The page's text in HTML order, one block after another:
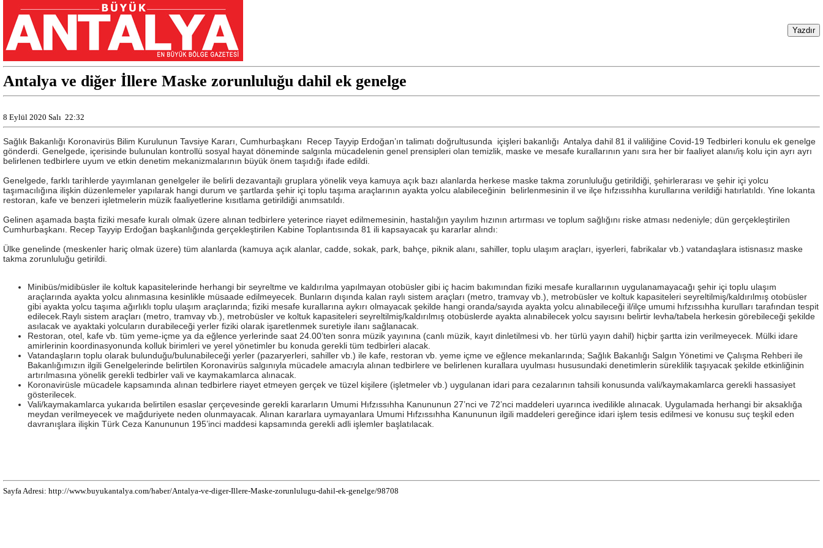
Antalya ve diğer İllere Maske zorunluluğu dahil ek genelge
8 Eylül 2020 Salı 22:32
Sağlık Bakanlığı Koronavirüs Bilim Kurulunun Tavsiye Kararı, Cumhurbaşkanı Recep Tayyip Erdoğan’ın talimatı doğrultusunda içişleri bakanlığı Antalya dahil 81 il valiliğine Covid-19 Tedbirleri konulu ek genelge
gönderdi. Genelgede, içerisinde bulunulan kontrollü sosyal hayat döneminde salgınla mücadelenin genel prensipleri olan temizlik, maske ve mesafe kurallarının yanı sıra her bir faaliyet alanı/iş kolu için ayrı ayrı
belirlenen tedbirlere uyum ve etkin denetim mekanizmalarının büyük önem taşıdığı ifade edildi.
Genelgede, farklı tarihlerde yayımlanan genelgeler ile belirli dezavantajlı gruplara yönelik veya kamuya açık bazı alanlarda herkese maske takma zorunluluğu getirildiği, şehirlerarası ve şehir içi yolcu
taşımacılığına ilişkin düzenlemeler yapılarak hangi durum ve şartlarda şehir içi toplu taşıma araçlarının ayakta yolcu alabileceğinin belirlenmesinin il ve ilçe hıfzıssıhha kurullarına verildiği hatırlatıldı. Yine lokanta
restoran, kafe ve benzeri işletmelerin müzik faaliyetlerine kısıtlama getirildiği anımsatıldı.
Gelinen aşamada başta fiziki mesafe kuralı olmak üzere alınan tedbirlere yeterince riayet edilmemesinin, hastalığın yayılım hızının artırması ve toplum sağlığını riske atması nedeniyle; dün gerçekleştirilen
Cumhurbaşkanı. Recep Tayyip Erdoğan başkanlığında gerçekleştirilen Kabine Toplantısında 81 ili kapsayacak şu kararlar alındı:
Ülke genelinde (meskenler hariç olmak üzere) tüm alanlarda (kamuya açık alanlar, cadde, sokak, park, bahçe, piknik alanı, sahiller, toplu ulaşım araçları, işyerleri, fabrikalar vb.) vatandaşlara istisnasız maske
takma zorunluluğu getirildi.
Minibüs/midibüsler ile koltuk kapasitelerinde herhangi bir seyreltme ve kaldırılma yapılmayan otobüsler gibi iç hacim bakımından fiziki mesafe kurallarının uygulanamayacağı şehir içi toplu ulaşım
araçlarında ayakta yolcu alınmasına kesinlikle müsaade edilmeyecek. Bunların dışında kalan raylı sistem araçları (metro, tramvay vb.), metrobüsler ve koltuk kapasiteleri seyreltilmiş/kaldırılmış otobüsler
gibi ayakta yolcu taşıma ağırlıklı toplu ulaşım araçlarında; fiziki mesafe kurallarına aykırı olmayacak şekilde hangi oranda/sayıda ayakta yolcu alınabileceği il/ilçe umumi hıfzıssıhha kurulları tarafından tespit
edilecek.Raylı sistem araçları (metro, tramvay vb.), metrobüsler ve koltuk kapasiteleri seyreltilmiş/kaldırılmış otobüslerde ayakta alınabilecek yolcu sayısını belirtir levha/tabela herkesin görebileceği şekilde
asılacak ve ayaktaki yolcuların durabileceği yerler fiziki olarak işaretlenmek suretiyle ilanı sağlanacak.
Restoran, otel, kafe vb. tüm yeme-içme ya da eğlence yerlerinde saat 24.00’ten sonra müzik yayınına (canlı müzik, kayıt dinletilmesi vb. her türlü yayın dahil) hiçbir şartta izin verilmeyecek. Mülki idare
amirlerinin koordinasyonunda kolluk birimleri ve yerel yönetimler bu konuda gerekli tüm tedbirleri alacak.
Vatandaşların toplu olarak bulunduğu/bulunabileceği yerler (pazaryerleri, sahiller vb.) ile kafe, restoran vb. yeme içme ve eğlence mekanlarında; Sağlık Bakanlığı Salgın Yönetimi ve Çalışma Rehberi ile
Bakanlığımızın ilgili Genelgelerinde belirtilen Koronavirüs salgınıyla mücadele amacıyla alınan tedbirlere ve belirlenen kurallara uyulması hususundaki denetimlerin süreklilik taşıyacak şekilde etkinliğinin
artırılmasına yönelik gerekli tedbirler vali ve kaymakamlarca alınacak.
Koronavirüsle mücadele kapsamında alınan tedbirlere riayet etmeyen gerçek ve tüzel kişilere (işletmeler vb.) uygulanan idari para cezalarının tahsili konusunda vali/kaymakamlarca gerekli hassasiyet
gösterilecek.
Vali/kaymakamlarca yukarıda belirtilen esaslar çerçevesinde gerekli kararların Umumi Hıfzıssıhha Kanununun 27’nci ve 72’nci maddeleri uyarınca ivedilikle alınacak. Uygulamada herhangi bir aksaklığa
meydan verilmeyecek ve mağduriyete neden olunmayacak. Alınan kararlara uymayanlara Umumi Hıfzıssıhha Kanununun ilgili maddeleri gereğince idari işlem tesis edilmesi ve konusu suç teşkil eden
davranışlara ilişkin Türk Ceza Kanununun 195’inci maddesi kapsamında gerekli adli işlemler başlatılacak.
Sayfa Adresi: http://www.buyukantalya.com/haber/Antalya-ve-diger-Illere-Maske-zorunlulugu-dahil-ek-genelge/98708